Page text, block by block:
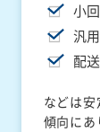
小
汎
配
などは
傾向にあ